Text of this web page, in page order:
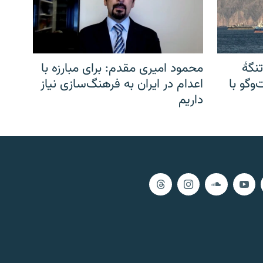
با
محمود امیری مقدم: برای مبارزه با
اعدام در ایران به فرهنگ‌سازی نیاز
داریم